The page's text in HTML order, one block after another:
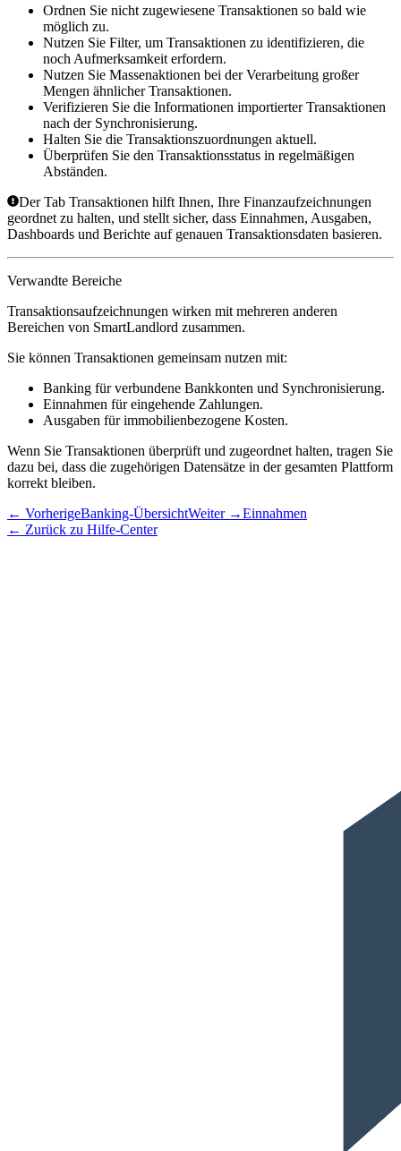
Ordnen Sie nicht zugewiesene Transaktionen so bald wie
möglich zu.
Nutzen Sie Filter, um Transaktionen zu identifizieren, die
noch Aufmerksamkeit erfordern.
Nutzen Sie Massenaktionen bei der Verarbeitung großer
Mengen ähnlicher Transaktionen.
Verifizieren Sie die Informationen importierter Transaktionen
nach der Synchronisierung.
Halten Sie die Transaktionszuordnungen aktuell.
Überprüfen Sie den Transaktionsstatus in regelmäßigen
Abständen.
Der Tab Transaktionen hilft Ihnen, Ihre Finanzaufzeichnungen
geordnet zu halten, und stellt sicher, dass Einnahmen, Ausgaben,
Dashboards und Berichte auf genauen Transaktionsdaten basieren.
Verwandte Bereiche
Transaktionsaufzeichnungen wirken mit mehreren anderen
Bereichen von SmartLandlord zusammen.
Sie können Transaktionen gemeinsam nutzen mit:
Banking für verbundene Bankkonten und Synchronisierung.
Einnahmen für eingehende Zahlungen.
Ausgaben für immobilienbezogene Kosten.
Wenn Sie Transaktionen überprüft und zugeordnet halten, tragen Sie
dazu bei, dass die zugehörigen Datensätze in der gesamten Plattform
korrekt bleiben.
← VorherigeBanking-ÜbersichtWeiter→Einnahmen
← Zurück zu Hilfe-Center